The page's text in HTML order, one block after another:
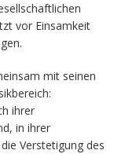
vor Einsamkeit
mit seinen
ihrer
in ihrer
Verstetigung des